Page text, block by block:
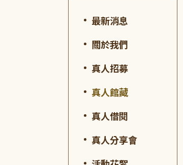
最新消息
關於我們
真人招募
真人館藏
真人借閱
真人分享會